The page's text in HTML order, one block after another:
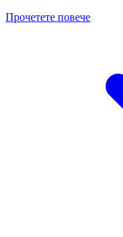
Прочетете повече